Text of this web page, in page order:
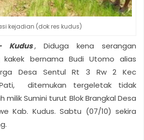
kejadian (dok res kudus)
Kudus, Diduga kena serangan
kakek bernama Budi Utomo alias
Desa Sentul Rt 3 Rw 2 Kec
ditemukan tergeletak tidak
milik Sumini turut Blok Brangkal Desa
Kab. Kudus. Sabtu (07/10) sekira